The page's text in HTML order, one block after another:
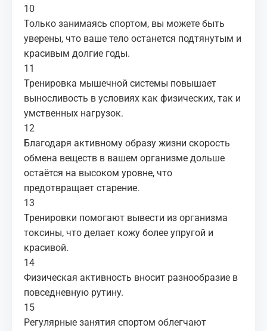
10
Только занимаясь спортом, вы можете быть
уверены, что ваше тело останется подтянутым и
красивым долгие годы.
11
Тренировка мышечной системы повышает
выносливость в условиях как физических, так и
умственных нагрузок.
12
Благодаря активному образу жизни скорость
обмена веществ в вашем организме дольше
остаётся на высоком уровне, что
предотвращает старение.
13
Тренировки помогают вывести из организма
токсины, что делает кожу более упругой и
красивой.
14
Физическая активность вносит разнообразие в
повседневную рутину.
15
Регулярные занятия спортом облегчают